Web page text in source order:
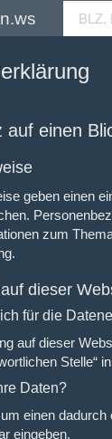
auf einen
geben einen
zum
dieser
für die
auf dieser
Stelle“
Daten?
einen
eingeben.